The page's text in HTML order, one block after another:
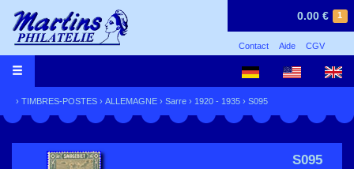
1
0.00 €
Contact Aide CGV
› TIMBRES-POSTES › ALLEMAGNE › Sarre › 1920 - 1935 › S095
S095